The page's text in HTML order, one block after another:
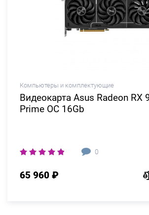
Компьютеры и комплектующие
Видеокарта Asus Radeon RX
Prime OC 16Gb
0
65 960 ₽